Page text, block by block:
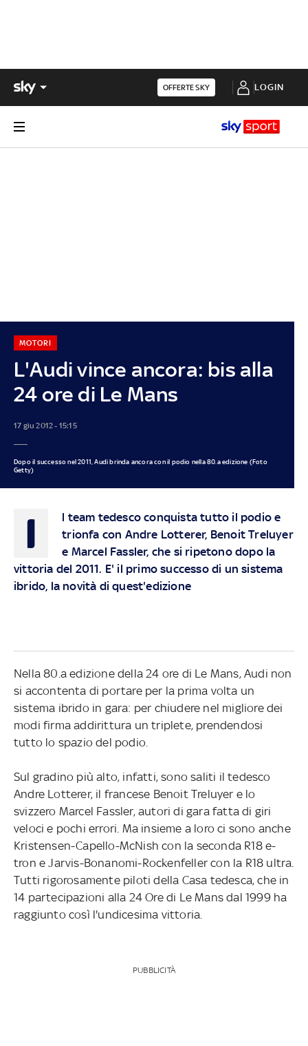
OFFERTE SKY LOGIN
L'Audi vince ancora: bis alla
24 ore di Le Mans
MOTORI
17 giu 2012 - 15:15
Dopo il successo nel 2011, Audi brinda ancora con il podio nella 80.a edizione (Foto
Getty)
I
l team tedesco conquista tutto il podio e
trionfa con Andre Lotterer, Benoit Treluyer
e Marcel Fassler, che si ripetono dopo la
vittoria del 2011. E' il primo successo di un sistema
ibrido, la novità di quest'edizione
Nella 80.a edizione della 24 ore di Le Mans, Audi non
si accontenta di portare per la prima volta un
sistema ibrido in gara: per chiudere nel migliore dei
modi firma addirittura un triplete, prendendosi
tutto lo spazio del podio.
Sul gradino più alto, infatti, sono saliti il tedesco
Andre Lotterer, il francese Benoit Treluyer e lo
svizzero Marcel Fassler, autori di gara fatta di giri
veloci e pochi errori. Ma insieme a loro ci sono anche
Kristensen-Capello-McNish con la seconda R18 e-
tron e Jarvis-Bonanomi-Rockenfeller con la R18 ultra.
Tutti rigorosamente piloti della Casa tedesca, che in
14 partecipazioni alla 24 Ore di Le Mans dal 1999 ha
raggiunto così l'undicesima vittoria.
PUBBLICITÀ